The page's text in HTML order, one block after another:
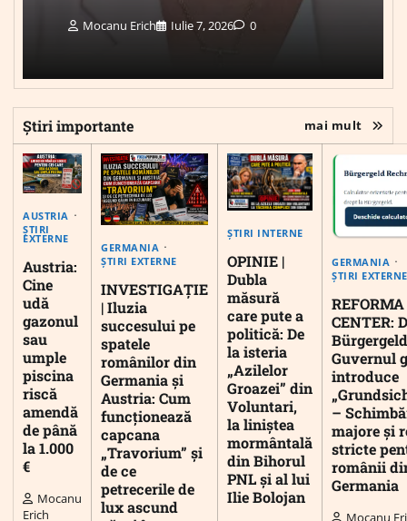
Mocanu Erich Iulie 7, 2026 0
Știri importante mai mult
AUSTRIA
ȘTIRI
EXTERNE
Austria:
Cine
udă
gazonul
sau
umple
piscina
riscă
amendă
de până
la 1.000
€
Mocanu
Erich
GERMANIA
ȘTIRI EXTERNE
INVESTIGAȚIE
| Iluzia
succesului pe
spatele
românilor din
Germania și
Austria: Cum
funcționează
capcana
„Travorium” și
de ce
petrecerile de
lux ascund
ȘTIRI INTERNE
OPINIE |
Dubla
măsură
care pute a
politică: De
la isteria
„Azilelor
Groazei” din
Voluntari,
la liniștea
mormântală
din Bihorul
PNL și al lui
Ilie Bolojan
GERMANIA
ȘTIRI EXTERNE
CENTER:
Guvernul
introduce
–
majore și
stricte
românii
Germania
Mocanu